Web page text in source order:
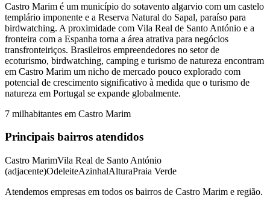
Castro Marim é um município do sotavento algarvio com um castelo
templário imponente e a Reserva Natural do Sapal, paraíso para
birdwatching. A proximidade com Vila Real de Santo António e a
fronteira com a Espanha torna a área atrativa para negócios
transfronteiriços. Brasileiros empreendedores no setor de
ecoturismo, birdwatching, camping e turismo de natureza encontram
em Castro Marim um nicho de mercado pouco explorado com
potencial de crescimento significativo à medida que o turismo de
natureza em Portugal se expande globalmente.
7 milhabitantes em Castro Marim
Principais bairros atendidos
Castro MarimVila Real de Santo António
(adjacente)OdeleiteAzinhalAlturaPraia Verde
Atendemos empresas em todos os bairros de Castro Marim e região.